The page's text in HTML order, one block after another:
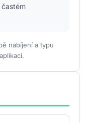
častém
nabíjení a typu